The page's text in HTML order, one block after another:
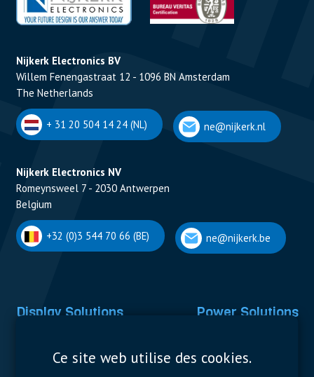
Nijkerk Electronics BV
Willem Fenengastraat 12 - 1096 BN Amsterdam
The Netherlands
+ 31 20 504 14 24 (NL) ne@nijkerk.nl
Nijkerk Electronics NV
Romeynsweel 7 - 2030 Antwerpen
Belgium
+32 (0)3 544 70 66 (BE) ne@nijkerk.be
Display Solutions Power Solutions
Contactors & Fuses
Ce site web utilise des cookies.